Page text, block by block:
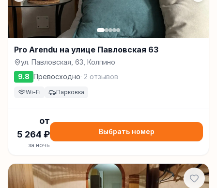
Pro Arendu на улице Павловская 63
ул. Павловская, 63, Колпино
9.8 Превосходно· 2 отзывов
Wi-Fi Парковка
от
5 264 ₽
за ночь
Выбрать номер